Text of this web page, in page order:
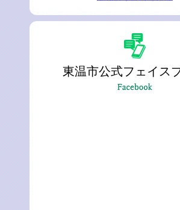
東温市公式フェイス